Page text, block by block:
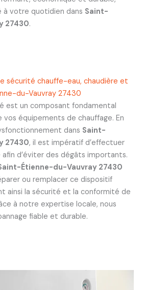
votre quotidien dans Saint-
27430.
sécurité chauffe-eau, chaudière et
du-Vauvray 27430
est un composant fondamental
équipements de chauffage. En
dans Saint-
27430, il est impératif d’effectuer
afin d’éviter des dégâts importants.
Étienne-du-Vauvray 27430
ou remplacer ce dispositif
ainsi la sécurité et la conformité de
à notre expertise locale, nous
fiable et durable.